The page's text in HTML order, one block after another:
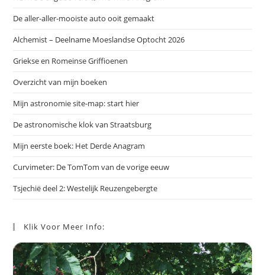
De aller-aller-mooiste auto ooit gemaakt
Alchemist – Deelname Moeslandse Optocht 2026
Griekse en Romeinse Griffioenen
Overzicht van mijn boeken
Mijn astronomie site-map: start hier
De astronomische klok van Straatsburg
Mijn eerste boek: Het Derde Anagram
Curvimeter: De TomTom van de vorige eeuw
Tsjechië deel 2: Westelijk Reuzengebergte
Klik Voor Meer Info: